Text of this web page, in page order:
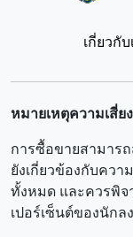
เกี่ยวกับ
หมายเหตุความเสี่
การซื้อขายสามาร
ยังเกี่ยวข้องกับควา
ทั้งหมด และควรพิ
เปอร์เซ็นต์ของนักล